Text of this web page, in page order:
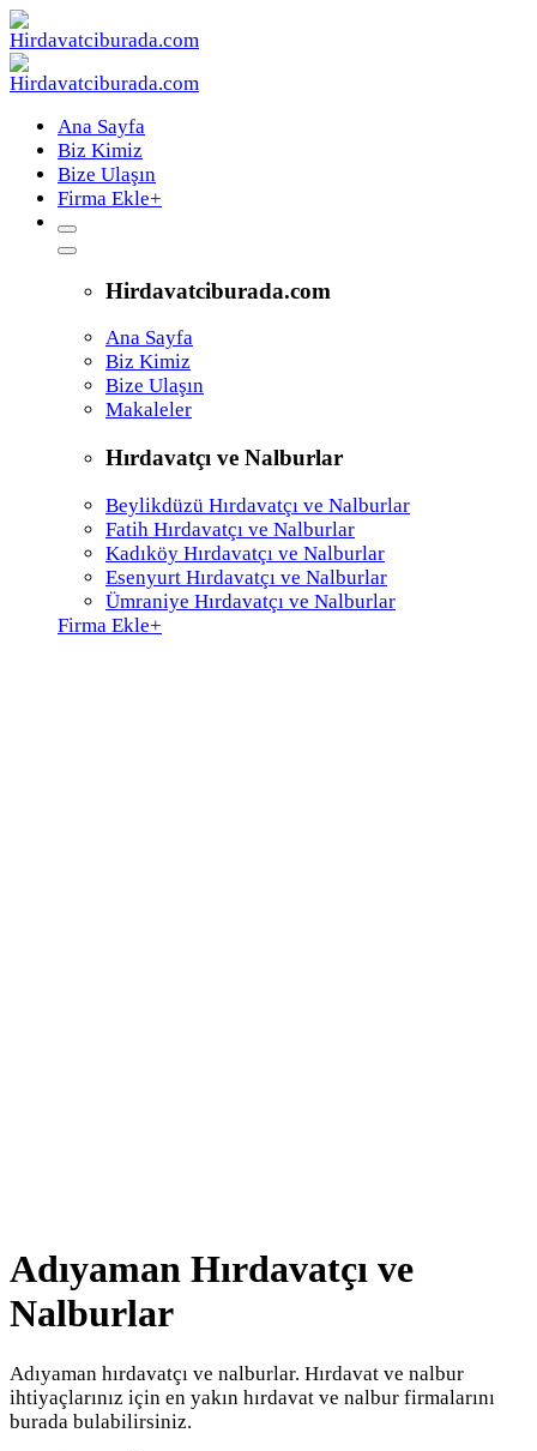
Ana Sayfa
Biz Kimiz
Bize Ulaşın
Firma Ekle+
Hirdavatciburada.com
Ana Sayfa
Biz Kimiz
Bize Ulaşın
Makaleler
Hırdavatçı ve Nalburlar
Beylikdüzü Hırdavatçı ve Nalburlar
Fatih Hırdavatçı ve Nalburlar
Kadıköy Hırdavatçı ve Nalburlar
Esenyurt Hırdavatçı ve Nalburlar
Ümraniye Hırdavatçı ve Nalburlar
Firma Ekle+
Adıyaman Hırdavatçı ve
Nalburlar
Adıyaman hırdavatçı ve nalburlar. Hırdavat ve nalbur
ihtiyaçlarınız için en yakın hırdavat ve nalbur firmalarını
burada bulabilirsiniz.